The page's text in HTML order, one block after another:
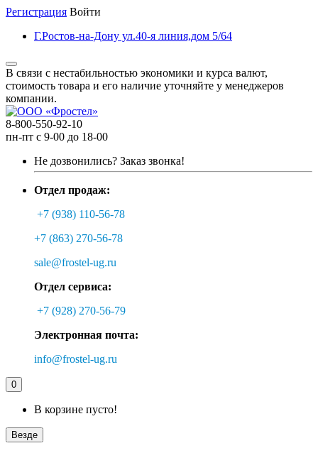
Регистрация Войти
Г.Ростов-на-Дону ул.40-я линия,дом 5/64
В связи с нестабильностью экономики и курса валют,
стоимость товара и его наличие уточняйте у менеджеров
компании.
8-800-550-92-10
пн-пт с 9-00 до 18-00
Не дозвонились? Заказ звонка!
Отдел продаж:
+7 (938) 110-56-78
+7 (863) 270-56-78
sale@frostel-ug.ru
Отдел сервиса:
+7 (928) 270-56-79
Электронная почта:
info@frostel-ug.ru
0
В корзине пусто!
Везде